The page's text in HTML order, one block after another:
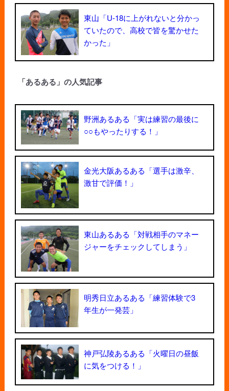
東山「U-18に上がれないと分かっ
ていたので、高校で皆を驚かせた
かった」
「あるある」の人気記事
野洲あるある「実は練習の最後に
○○もやったりする！」
金光大阪あるある「選手は激辛、
激甘で評価！」
東山あるある「対戦相手のマネー
ジャーをチェックしてしまう」
明秀日立あるある「練習体験で3
年生が一発芸」
神戸弘陵あるある「火曜日の昼飯
に気をつける！」